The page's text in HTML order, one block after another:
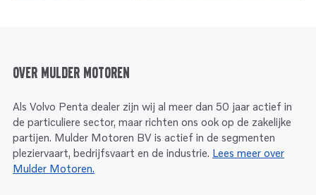
Over Mulder Motoren
Als Volvo Penta dealer zijn wij al meer dan 50 jaar actief in
de particuliere sector, maar richten ons ook op de zakelijke
partijen. Mulder Motoren BV is actief in de segmenten
pleziervaart, bedrijfsvaart en de industrie. Lees meer over
Mulder Motoren.